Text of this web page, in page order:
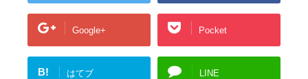
Google+ Pocket
B! はてブ LINE